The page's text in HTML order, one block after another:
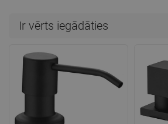
Ir vērts iegādāties